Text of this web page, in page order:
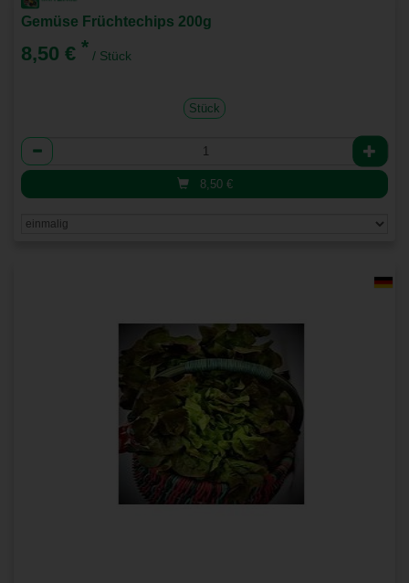
Gemüse Früchtechips 200g
8,50 € * / Stück
Stück
Anzahl
8,50 €